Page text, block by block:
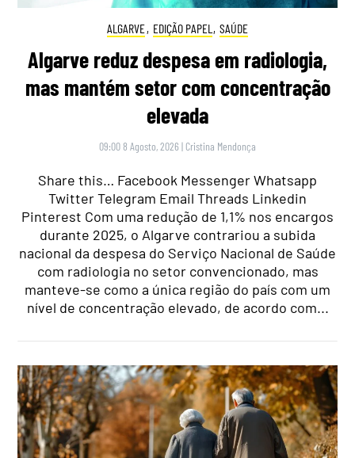
ALGARVE, EDIÇÃO PAPEL , SAÚDE
Algarve reduz despesa em radiologia,
mas mantém setor com concentração
elevada
09:00 8 Agosto, 2026 | Cristina Mendonça
Share this… Facebook Messenger Whatsapp
Twitter Telegram Email Threads Linkedin
Pinterest Com uma redução de 1,1% nos encargos
durante 2025, o Algarve contrariou a subida
nacional da despesa do Serviço Nacional de Saúde
com radiologia no setor convencionado, mas
manteve-se como a única região do país com um
nível de concentração elevado, de acordo com...